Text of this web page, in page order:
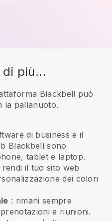
più...
Blackbell può
la pallanuoto.
di business e il
Blackbell sono
tablet e laptop.
il tuo sito web
dei colori
: rimani sempre
e riunioni.